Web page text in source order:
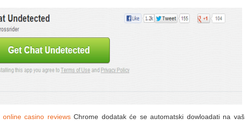
online casino reviewsChrome dodatak će se automatski dowloadati na vaš